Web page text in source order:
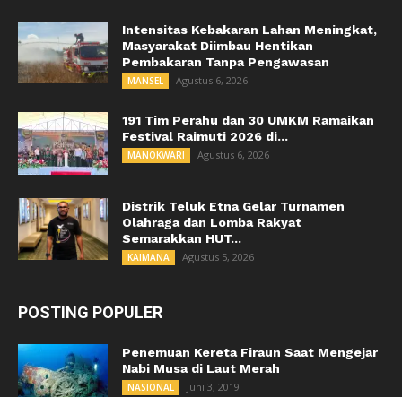
Intensitas Kebakaran Lahan Meningkat,
Masyarakat Diimbau Hentikan
Pembakaran Tanpa Pengawasan
MANSEL Agustus 6, 2026
191 Tim Perahu dan 30 UMKM Ramaikan
Festival Raimuti 2026 di...
MANOKWARI Agustus 6, 2026
Distrik Teluk Etna Gelar Turnamen
Olahraga dan Lomba Rakyat
Semarakkan HUT...
KAIMANA Agustus 5, 2026
POSTING POPULER
Penemuan Kereta Firaun Saat Mengejar
Nabi Musa di Laut Merah
NASIONAL Juni 3, 2019